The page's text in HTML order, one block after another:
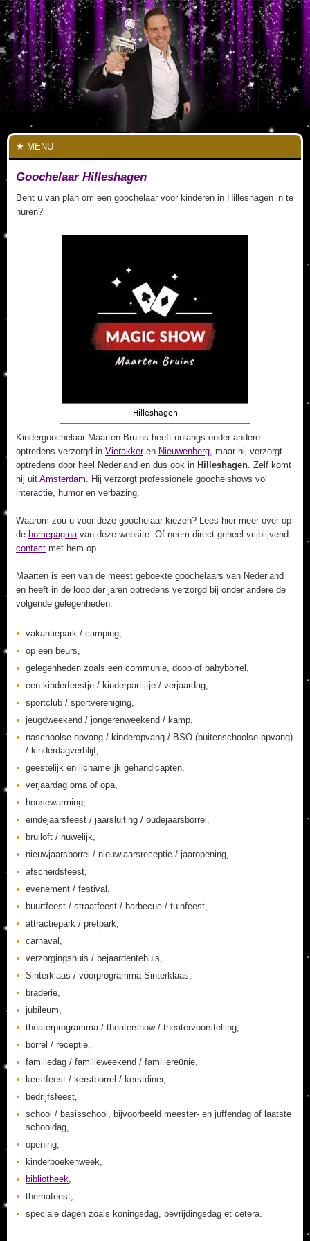
MENU
Goochelaar Hilleshagen
Bent u van plan om een goochelaar voor kinderen in Hilleshagen in te
huren?
Kindergoochelaar Maarten Bruins heeft onlangs onder andere
optredens verzorgd in Vierakkeren Nieuwenberg, maar hij verzorgt
optredens door heel Nederland en dus ook in Hilleshagen. Zelf komt
hij uit Amsterdam. Hij verzorgt professionele goochelshows vol
interactie, humor en verbazing.
Waarom zou u voor deze goochelaar kiezen? Lees hier meer over op
de homepaginavan deze website. Of neem direct geheel vrijblijvend
contact met hem op.
Maarten is een van de meest geboekte goochelaars van Nederland
en heeft in de loop der jaren optredens verzorgd bij onder andere de
volgende gelegenheden:
vakantiepark / camping,
op een beurs,
gelegenheden zoals een communie, doop of babyborrel,
een kinderfeestje / kinderpartijtje / verjaardag,
sportclub / sportvereniging,
jeugdweekend / jongerenweekend / kamp,
naschoolse opvang / kinderopvang / BSO (buitenschoolse opvang)
/ kinderdagverblijf,
geestelijk en lichamelijk gehandicapten,
verjaardag oma of opa,
housewarming,
eindejaarsfeest / jaarsluiting / oudejaarsborrel,
bruiloft / huwelijk,
nieuwjaarsborrel / nieuwjaarsreceptie / jaaropening,
afscheidsfeest,
evenement / festival,
buurtfeest / straatfeest / barbecue / tuinfeest,
attractiepark / pretpark,
carnaval,
verzorgingshuis / bejaardentehuis,
Sinterklaas / voorprogramma Sinterklaas,
braderie,
jubileum,
theaterprogramma / theatershow / theatervoorstelling,
borrel / receptie,
familiedag / familieweekend / familiereünie,
kerstfeest / kerstborrel / kerstdiner,
bedrijfsfeest,
school / basisschool, bijvoorbeeld meester- en juffendag of laatste
schooldag,
opening,
kinderboekenweek,
bibliotheek,
themafeest,
speciale dagen zoals koningsdag, bevrijdingsdag et cetera.